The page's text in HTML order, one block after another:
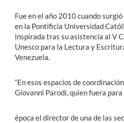
Fue en el año 2010 cuando
en la Pontificia Universidad
inspirada tras su asistencia al V
Unesco para la Lectura y
Venezuela.
“En esos espacios de
Giovanni Parodi, quien fuera para
época el director de una de las